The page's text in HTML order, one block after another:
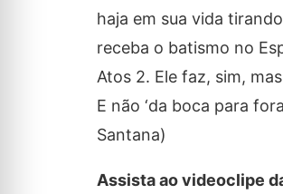
haja em sua vida
receba o batismo no
Atos 2. Ele faz, sim,
E não ‘da boca para
Santana)
Assista ao videoclipe